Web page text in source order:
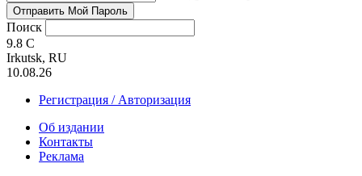
Поиск
9.8 C
Irkutsk, RU
10.08.26
Регистрация / Авторизация
Об издании
Контакты
Реклама